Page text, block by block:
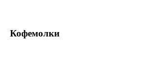
Кофемолки